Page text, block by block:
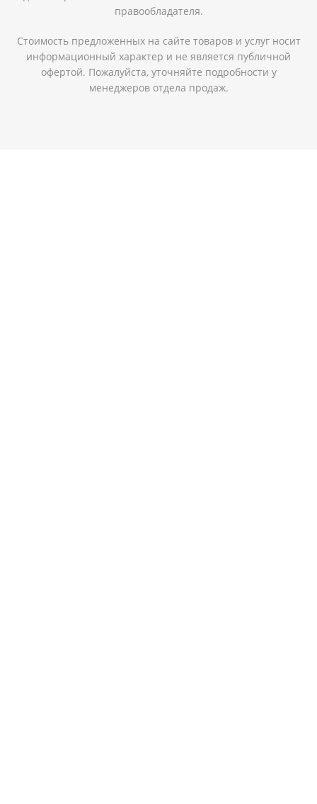
правообладателя.
Стоимость предложенных на сайте товаров и услуг носит
информационный характер и не является публичной
офертой. Пожалуйста, уточняйте подробности у
менеджеров отдела продаж.